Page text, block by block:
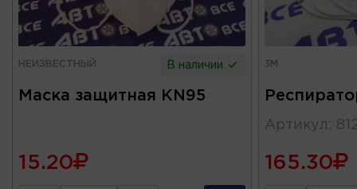
НЕИЗВЕСТНЫЙ В наличии
Маска защитная KN95
15.20
3M
Артикул :
165.30